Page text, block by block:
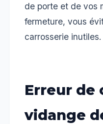
de porte et de vos
fermeture, vous
carrosserie inutiles.
Erreur de
vidange